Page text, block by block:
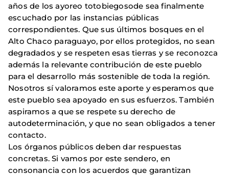
años de los ayoreo totobiegosode sea finalmente
escuchado por las instancias públicas
correspondientes. Que sus últimos bosques en el
Alto Chaco paraguayo, por ellos protegidos, no sean
degradados y se respeten esas tierras y se reconozca
además la relevante contribución de este pueblo
para el desarrollo más sostenible de toda la región.
Nosotros sí valoramos este aporte y esperamos que
este pueblo sea apoyado en sus esfuerzos. También
aspiramos a que se respete su derecho de
autodeterminación, y que no sean obligados a tener
contacto.
Los órganos públicos deben dar respuestas
concretas. Si vamos por este sendero, en
consonancia con los acuerdos que garantizan